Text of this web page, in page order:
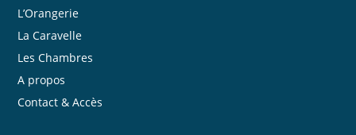
L’Orangerie
La Caravelle
Les Chambres
A propos
Contact & Accès